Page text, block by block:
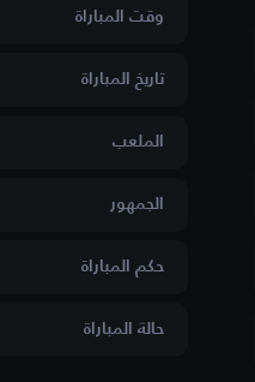
وقت المباراة
تاريخ المباراة
الملعب
الجمهور
حكم المباراة
حالة المباراة